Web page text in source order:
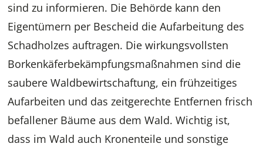
sind zu informieren. Die Behörde kann den
Eigentümern per Bescheid die Aufarbeitung des
Schadholzes auftragen. Die wirkungsvollsten
Borkenkäferbekämpfungsmaßnahmen sind die
saubere Waldbewirtschaftung, ein frühzeitiges
Aufarbeiten und das zeitgerechte Entfernen frisch
befallener Bäume aus dem Wald. Wichtig ist,
dass im Wald auch Kronenteile und sonstige